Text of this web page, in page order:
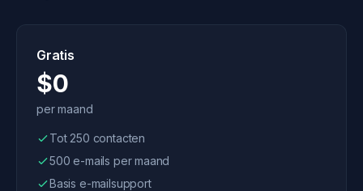
Gratis
$0
per maand
Tot 250 contacten
500 e-mails per maand
Basis e-mailsupport